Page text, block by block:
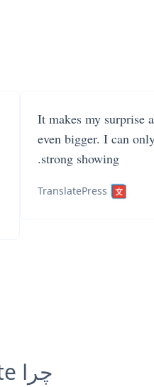
It makes my surprise
even bigger. I can
strong showing.
TranslatePress
چرا OpenL Translate را انتخاب کنیم؟